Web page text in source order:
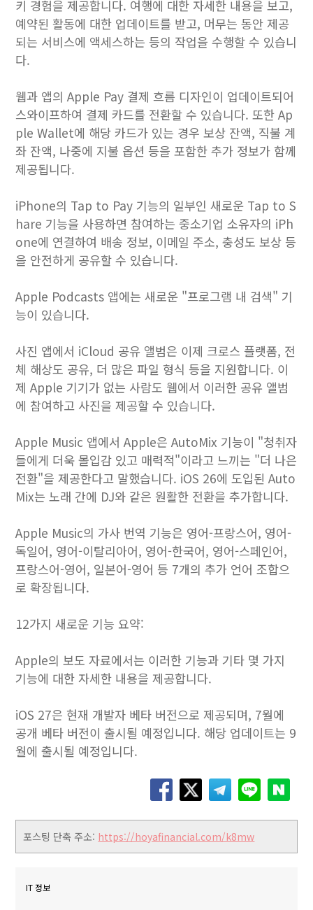
키 경험을 제공합니다. 여행에 대한 자세한 내용을 보고,
예약된 활동에 대한 업데이트를 받고, 머무는 동안 제공
되는 서비스에 액세스하는 등의 작업을 수행할 수 있습니
다.
웹과 앱의 Apple Pay 결제 흐름 디자인이 업데이트되어
스와이프하여 결제 카드를 전환할 수 있습니다. 또한 Ap
ple Wallet에 해당 카드가 있는 경우 보상 잔액, 직불 계
좌 잔액, 나중에 지불 옵션 등을 포함한 추가 정보가 함께
제공됩니다.
iPhone의 Tap to Pay 기능의 일부인 새로운 Tap to S
hare 기능을 사용하면 참여하는 중소기업 소유자의 iPh
one에 연결하여 배송 정보, 이메일 주소, 충성도 보상 등
을 안전하게 공유할 수 있습니다.
Apple Podcasts 앱에는 새로운 "프로그램 내 검색" 기
능이 있습니다.
사진 앱에서 iCloud 공유 앨범은 이제 크로스 플랫폼, 전
체 해상도 공유, 더 많은 파일 형식 등을 지원합니다. 이
제 Apple 기기가 없는 사람도 웹에서 이러한 공유 앨범
에 참여하고 사진을 제공할 수 있습니다.
Apple Music 앱에서 Apple은 AutoMix 기능이 "청취자
들에게 더욱 몰입감 있고 매력적"이라고 느끼는 "더 나은
전환"을 제공한다고 말했습니다. iOS 26에 도입된 Auto
Mix는 노래 간에 DJ와 같은 원활한 전환을 추가합니다.
Apple Music의 가사 번역 기능은 영어-프랑스어, 영어-
독일어, 영어-이탈리아어, 영어-한국어, 영어-스페인어,
프랑스어-영어, 일본어-영어 등 7개의 추가 언어 조합으
로 확장됩니다.
12가지 새로운 기능 요약:
Apple의 보도 자료에서는 이러한 기능과 기타 몇 가지
기능에 대한 자세한 내용을 제공합니다.
iOS 27은 현재 개발자 베타 버전으로 제공되며, 7월에
공개 베타 버전이 출시될 예정입니다. 해당 업데이트는 9
월에 출시될 예정입니다.
포스팅 단축 주소: https://hoyafinancial.com/k8mw
IT 정보